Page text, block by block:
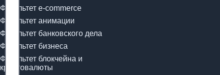
Факультет e-commerce
Факультет анимации
Факультет банковского дела
Факультет бизнеса
Факультет блокчейна и
криптовалюты